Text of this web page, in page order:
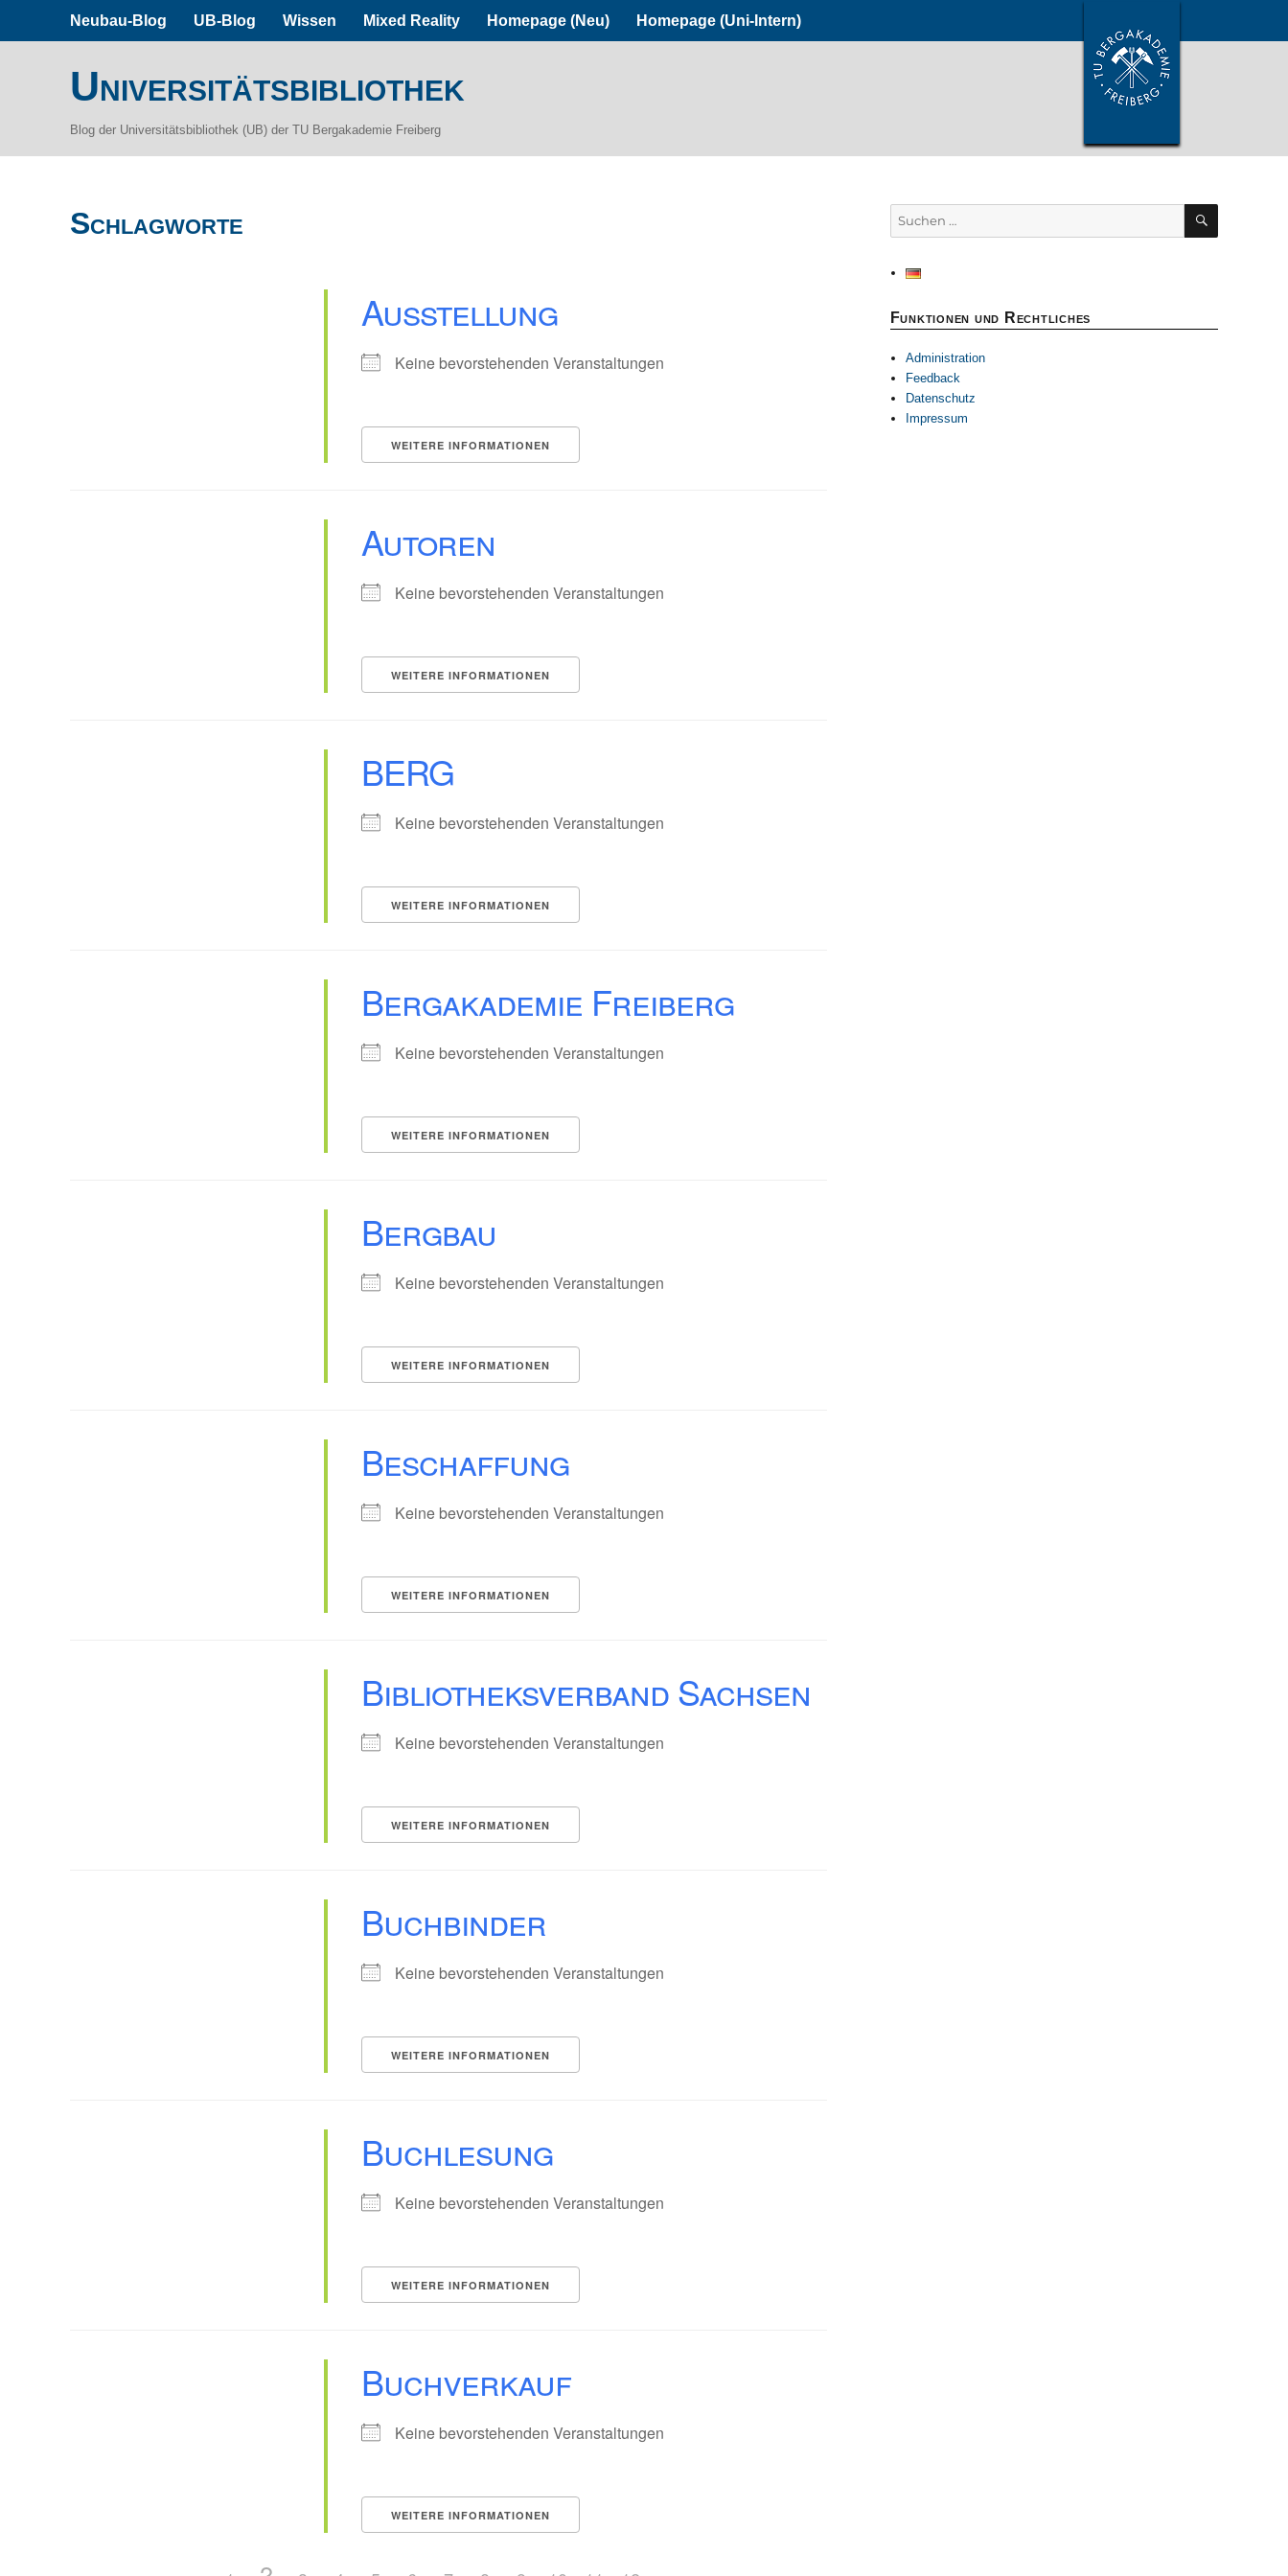
Neubau-Blog UB-Blog Wissen Mixed Reality Homepage (Neu) Homepage (Uni-Intern)
Universitätsbibliothek
Blog der Universitätsbibliothek (UB) der TU Bergakademie Freiberg
Schlagworte
Ausstellung
Keine bevorstehenden Veranstaltungen
WEITERE INFORMATIONEN
Autoren
Keine bevorstehenden Veranstaltungen
WEITERE INFORMATIONEN
BERG
Keine bevorstehenden Veranstaltungen
WEITERE INFORMATIONEN
Bergakademie Freiberg
Keine bevorstehenden Veranstaltungen
WEITERE INFORMATIONEN
Bergbau
Keine bevorstehenden Veranstaltungen
WEITERE INFORMATIONEN
Beschaffung
Keine bevorstehenden Veranstaltungen
WEITERE INFORMATIONEN
Bibliotheksverband Sachsen
Keine bevorstehenden Veranstaltungen
WEITERE INFORMATIONEN
Buchbinder
Keine bevorstehenden Veranstaltungen
WEITERE INFORMATIONEN
Buchlesung
Keine bevorstehenden Veranstaltungen
WEITERE INFORMATIONEN
Buchverkauf
Keine bevorstehenden Veranstaltungen
WEITERE INFORMATIONEN
Suchen
nach:
SUCHEN
Funktionen und Rechtliches
Administration
Feedback
Datenschutz
Impressum